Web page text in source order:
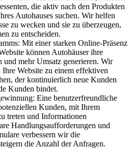
die aktiv nach den Produkten
Autohauses suchen. Wir helfen
zu wecken und sie zu überzeugen,
zu entscheiden.
Mit einer starken Online-Präsenz
können Autohäuser ihre
und mehr Umsatz generieren. Wir
Ihre Website zu einem effektiven
der kontinuierlich neue Kunden
Kunden bindet.
Eine benutzerfreundliche
Kunden, mit Ihrem
treten und Informationen
Handlungsaufforderungen und
verbessern wir die
die Anzahl der Anfragen.